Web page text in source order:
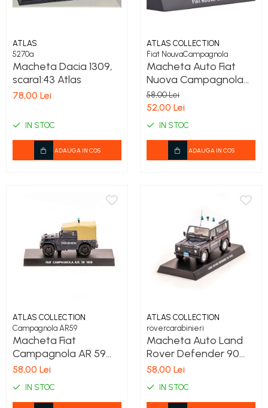
ATLAS
5270a
Macheta Dacia 1309,
scara1:43 Atlas
78,00 Lei
IN STOC
ADAUGA IN COS
ATLAS COLLECTION
Fiat NouvaCampagnola
Macheta Auto Fiat
Nuova Campagnola
Carabinieri 1982 –
Scara 1:43, Atlas
Collection
58,00 Lei
52,00 Lei
IN STOC
ADAUGA IN COS
ATLAS COLLECTION
Campagnola AR59
Macheta Fiat
Campagnola AR 59
Carabinieri , 1:43
58,00 Lei
IN STOC
ATLAS COLLECTION
rovercarabinieri
Macheta Auto Land
Rover Defender 90
Carabinieri – Scara
58,00 Lei
IN STOC